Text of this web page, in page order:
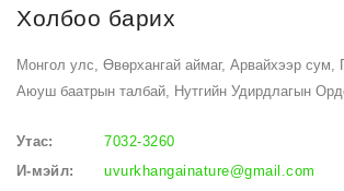
Холбоо барих
Монгол улс, Өвөрхангай аймаг, Арвайхээр сум,
Аюуш баатрын талбай, Нутгийн Удирдлагын
Утас:
7032-3260
И-мэйл:
uvurkhangainature@gmail.com